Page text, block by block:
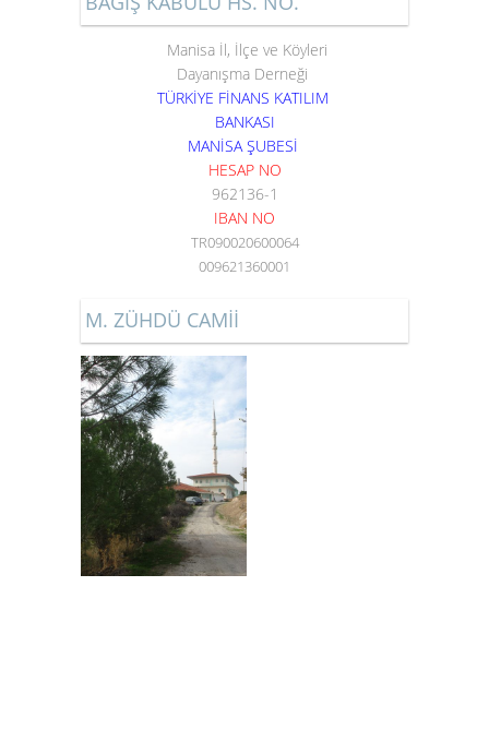
Manisa İl, İlçe ve Köyleri
Dayanışma Derneği
TÜRKİYE FİNANS KATILIM
BANKASI
MANİSA ŞUBESİ
HESAP NO
962136-1
IBAN NO
TR090020600064
009621360001
M. ZÜHDÜ CAMİİ